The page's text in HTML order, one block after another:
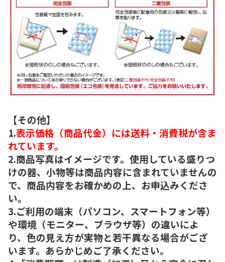
【その他】
1.表示価格（商品代金）には送料・消費税が含ま
れています。
2.商品写真はイメージです。使用している盛りつ
けの器、小物等は商品内容に含まれていませんの
で、商品内容をお確かめの上、お申込みくださ
い。
3.ご利用の端末（パソコン、スマートフォン等）
や環境（モニター、ブラウザ等）の違いによ
り、色の見え方が実物と若干異なる場合がござ
います。あらかじめご了承ください。